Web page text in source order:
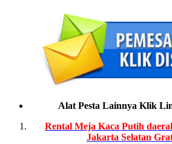
Alat Pesta Lainnya Klik
Rental Meja Kaca Putih
Jakarta Selatan